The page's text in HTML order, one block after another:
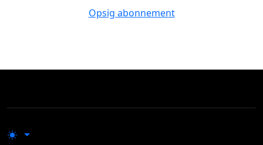
Opsig abonnement